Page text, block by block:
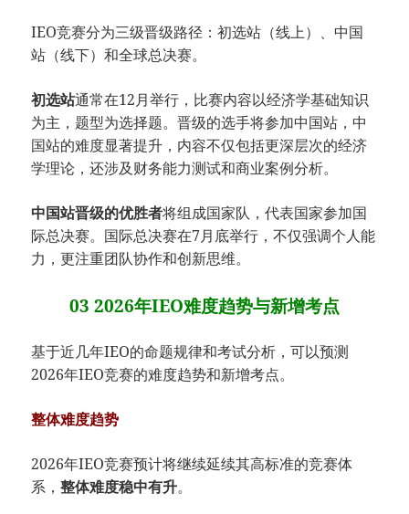
IEO竞赛分为三级晋级路径：初选站（线上）、中国
站（线下）和全球总决赛。
初选站通常在12月举行，比赛内容以经济学基础知识
为主，题型为选择题。晋级的选手将参加中国站，中
国站的难度显著提升，内容不仅包括更深层次的经济
学理论，还涉及财务能力测试和商业案例分析。
中国站晋级的优胜者将组成国家队，代表国家参加国
际总决赛。国际总决赛在7月底举行，不仅强调个人能
力，更注重团队协作和创新思维。
03 2026年IEO难度趋势与新增考点
基于近几年IEO的命题规律和考试分析，可以预测
2026年IEO竞赛的难度趋势和新增考点。
整体难度趋势
2026年IEO竞赛预计将继续延续其高标准的竞赛体
系，整体难度稳中有升。